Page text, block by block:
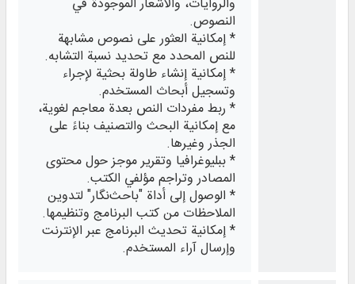
والروايات، والأشعار الموجودة في
النصوص.
* إمكانية العثور على نصوص مشابهة
للنص المحدد مع تحديد نسبة التشابه.
* إمكانية إنشاء طاولة بحثية لإجراء
وتسجيل أبحاث المستخدم.
* ربط مفردات النص بعدة معاجم لغوية،
مع إمكانية البحث والتصنيف بناءً على
الجذر وغيرها.
* ببليوغرافيا وتقرير موجز حول محتوى
المصادر وتراجم مؤلفي الكتب.
* الوصول إلى أداة "باحث‌نگار" لتدوين
الملاحظات من كتب البرنامج وتنظيمها.
* إمكانية تحديث البرنامج عبر الإنترنت
وإرسال آراء المستخدم.